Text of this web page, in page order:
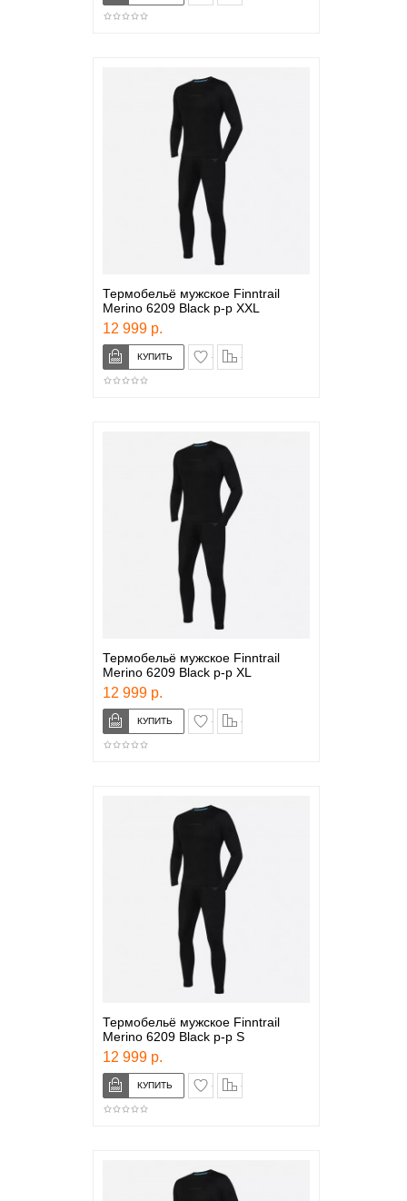
Термобельё мужское Finntrail
Merino 6209 Black р-р XXL
12 999 р.
в закладки
Термобельё мужское Finntrail
Merino 6209 Black р-р XL
12 999 р.
в закладки
Термобельё мужское Finntrail
Merino 6209 Black р-р S
12 999 р.
в закладки